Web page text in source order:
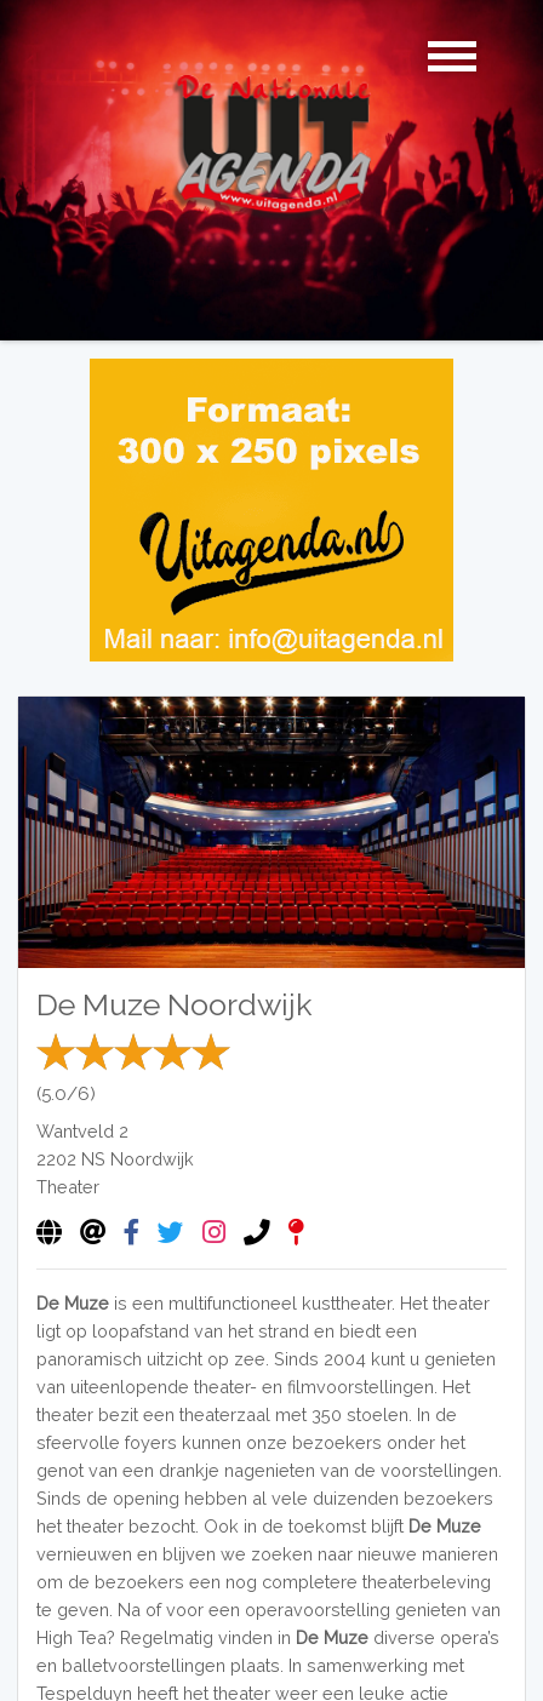
De Muze Noordwijk
(5.0/6)
Wantveld 2
2202 NS Noordwijk
Theater
De Muzeis een multifunctioneel kusttheater. Het theater
ligt op loopafstand van het strand en biedt een
panoramisch uitzicht op zee. Sinds 2004 kunt u genieten
van uiteenlopende theater- en filmvoorstellingen. Het
theater bezit een theaterzaal met 350 stoelen. In de
sfeervolle foyers kunnen onze bezoekers onder het
genot van een drankje nagenieten van de voorstellingen.
Sinds de opening hebben al vele duizenden bezoekers
het theater bezocht. Ook in de toekomst blijft De Muze
vernieuwen en blijven we zoeken naar nieuwe manieren
om de bezoekers een nog completere theaterbeleving
te geven. Na of voor een operavoorstelling genieten van
High Tea? Regelmatig vinden in De Muzediverse opera’s
en balletvoorstellingen plaats. In samenwerking met
Tespelduyn heeft het theater weer een leuke actie